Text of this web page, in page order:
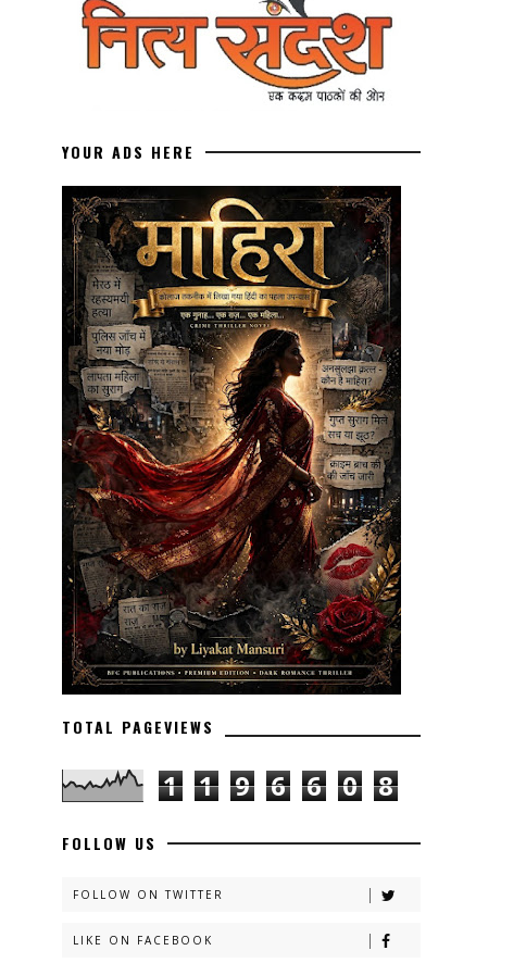
YOUR ADS HERE
TOTAL PAGEVIEWS
1 1 9 6 6 0 8
FOLLOW US
FOLLOW ON TWITTER
LIKE ON FACEBOOK